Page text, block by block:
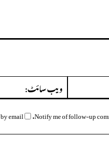
ای
میل:*
Notify me of follow-up
email.